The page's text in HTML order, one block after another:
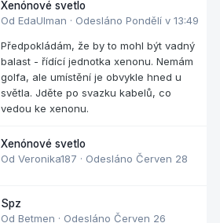
Xenónové svetlo
Od EdaUlman · Odesláno Pondělí v 13:49
Předpokládám, že by to mohl být vadný
balast - řídící jednotka xenonu. Nemám
golfa, ale umístění je obvykle hned u
světla. Jděte po svazku kabelů, co
vedou ke xenonu.
Xenónové svetlo
Od Veronika187 · Odesláno Červen 28
Spz
Od Betmen · Odesláno Červen 26